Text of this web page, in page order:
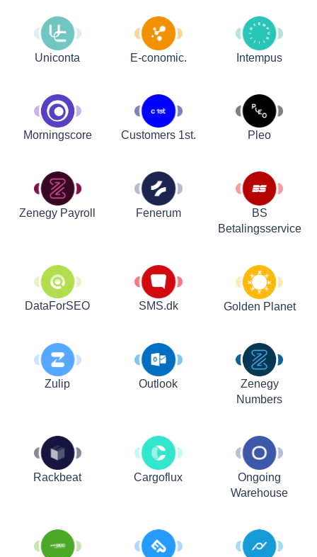
Uniconta E-conomic. Intempus
Morningscore Customers 1st. Pleo
Zenegy Payroll Fenerum
BS
Betalingsservice
DataForSEO SMS.dk Golden Planet
Zulip Outlook
Zenegy
Numbers
Rackbeat Cargoflux
Ongoing
Warehouse